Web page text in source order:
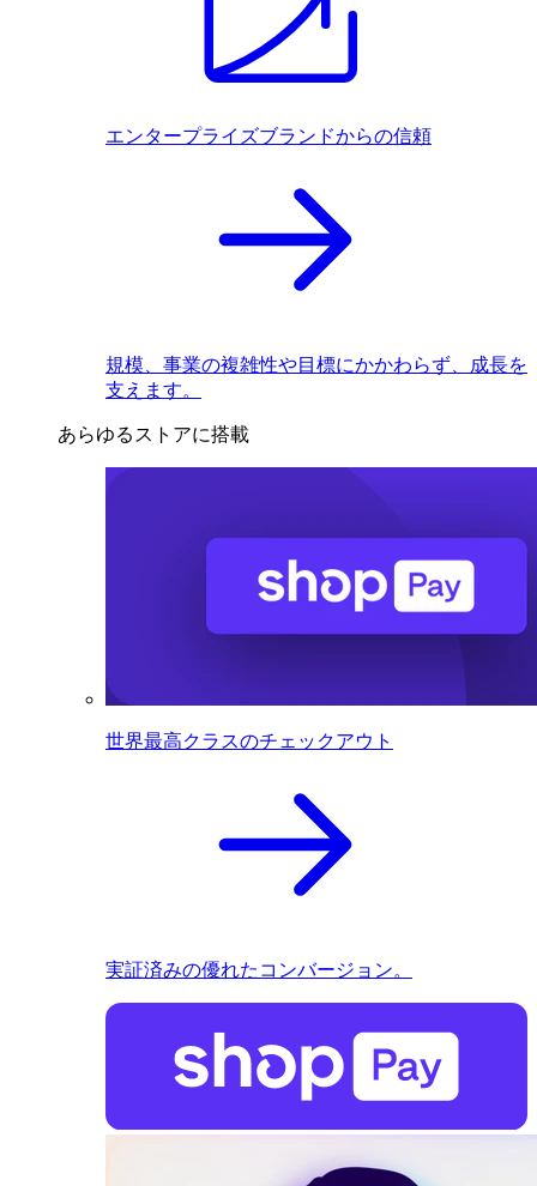
エンタープライズブランドからの信頼
規模、事業の複雑性や目標にかかわらず、成長を
支えます。
あらゆるストアに搭載
世界最高クラスのチェックアウト
実証済みの優れたコンバージョン。